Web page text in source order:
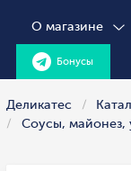
О магазине
Бонусы
Деликатес
Соусы, майонез,